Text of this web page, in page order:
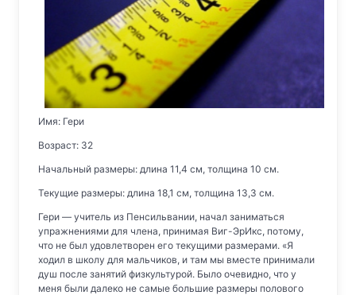
Имя: Гери
Возраст: 32
Начальный размеры: длина 11,4 см, толщина 10 см.
Текущие размеры: длина 18,1 см, толщина 13,3 см.
Гери — учитель из Пенсильвании, начал заниматься
упражнениями для члена, принимая Виг-ЭрИкс, потому,
что не был удовлетворен его текущими размерами. «Я
ходил в школу для мальчиков, и там мы вместе принимали
душ после занятий физкультурой. Было очевидно, что у
меня были далеко не самые большие размеры полового